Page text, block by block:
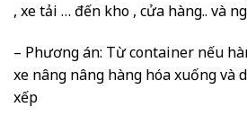
, xe tải … đến kho , cửa hàng.. và
– Phương án: Từ container nếu
xe nâng nâng hàng hóa xuống và
xếp